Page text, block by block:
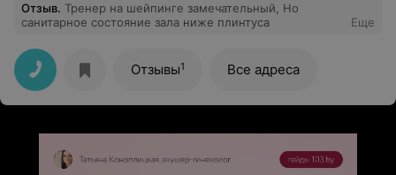
Отзыв. Тренер на шейпинге замечательный, Но
санитарное состояние зала ниже плинтуса
Еще
Отзывы1 Все адреса